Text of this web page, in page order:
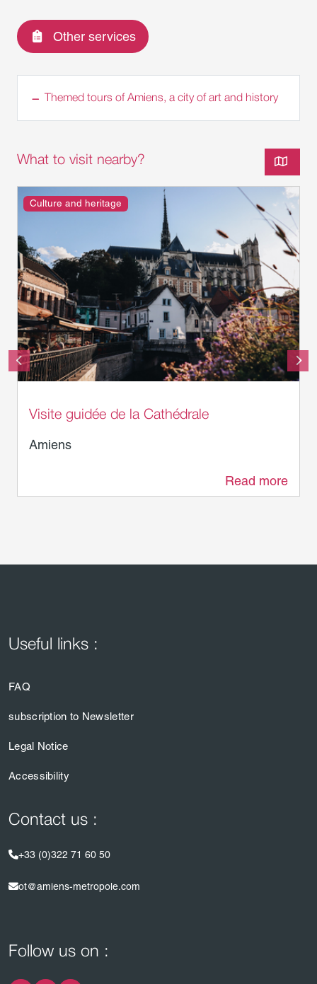
Other services
Themed tours of Amiens, a city of art and history
What to visit nearby?
Culture and heritage
Visite guidée de la Cathédrale
Amiens
Read more
Useful links :
FAQ
subscription to Newsletter
Legal Notice
Accessibility
Contact us :
+33 (0)322 71 60 50
ot@amiens-metropole.com
Follow us on :